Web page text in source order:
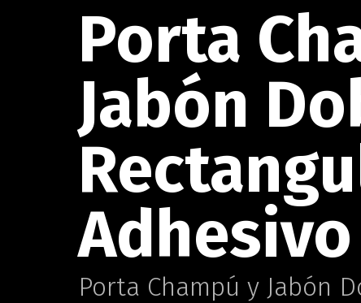
Conoce la línea completa!
Porta
Jabón
Adhesivo
Porta Champú y Jabón